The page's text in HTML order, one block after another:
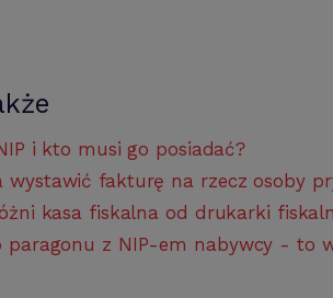
i kto musi go posiadać?
wystawić fakturę na rzecz osoby
kasa fiskalna od drukarki
paragonu z NIP-em nabywcy - to